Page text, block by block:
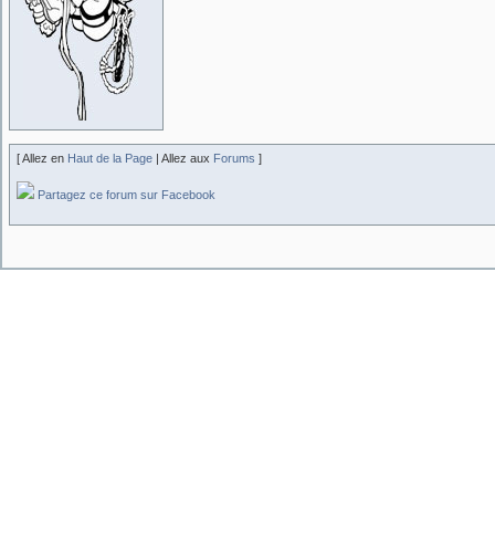
[ Allez en Haut de la Page | Allez aux Forums ]
Partagez ce forum sur Facebook